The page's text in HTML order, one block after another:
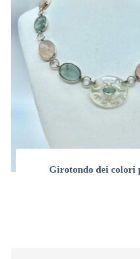
Girotondo dei colori